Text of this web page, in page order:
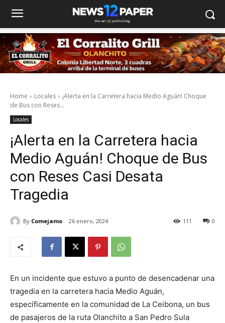
Home Locales
¡Alerta en la Carretera hacia Medio Aguán! Choque
de Bus con Reses...
Locales
¡Alerta en la Carretera hacia
Medio Aguán! Choque de Bus
con Reses Casi Desata
Tragedia
By Comejamo 26 enero, 2024 0
111
En un incidente que estuvo a punto de desencadenar una
tragedia en la carretera hacia Medio Aguán,
específicamente en la comunidad de La Ceibona, un bus
de pasajeros de la ruta Olanchito a San Pedro Sula